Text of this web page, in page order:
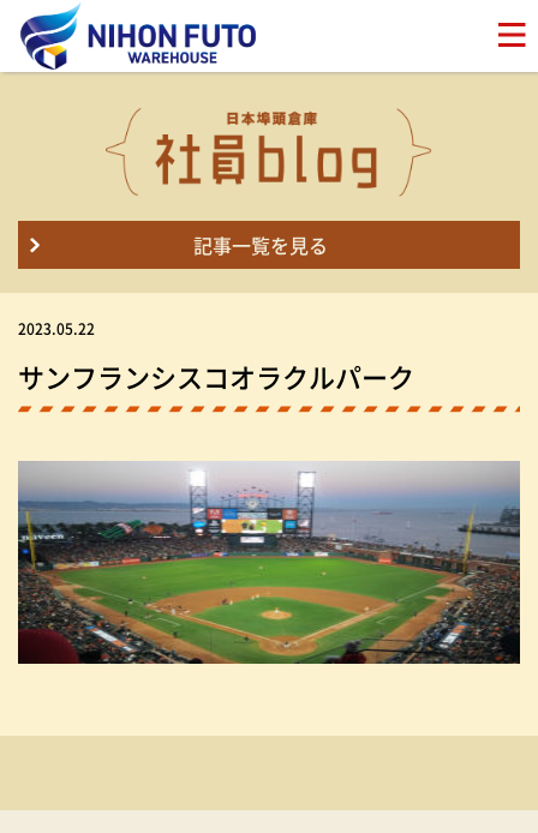
記事一覧を見る
2023.05.22
サンフランシスコオラクルパーク